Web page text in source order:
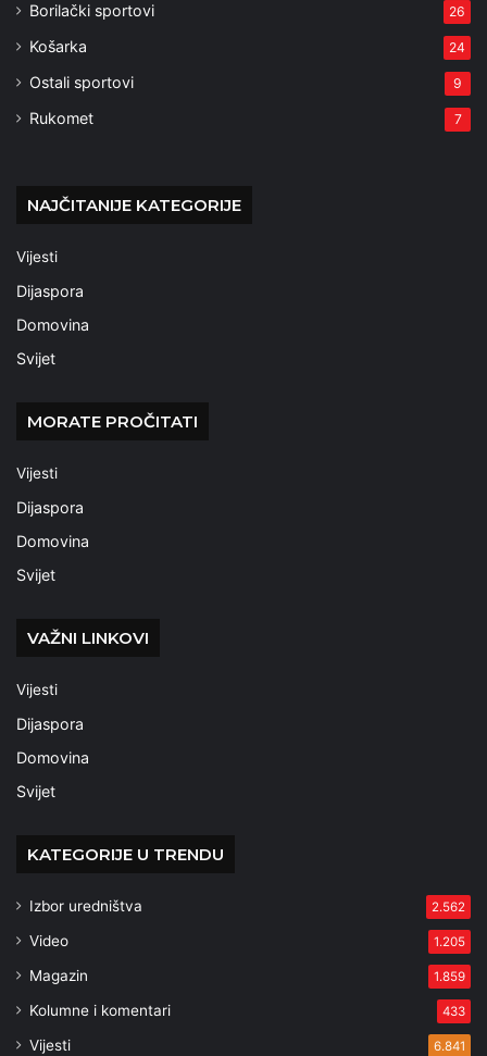
Borilački sportovi 26
Košarka 24
Ostali sportovi 9
Rukomet 7
NAJČITANIJE KATEGORIJE
Vijesti
Dijaspora
Domovina
Svijet
MORATE PROČITATI
Vijesti
Dijaspora
Domovina
Svijet
VAŽNI LINKOVI
Vijesti
Dijaspora
Domovina
Svijet
KATEGORIJE U TRENDU
Izbor uredništva 2.562
Video 1.205
Magazin 1.859
Kolumne i komentari 433
Vijesti 6.841